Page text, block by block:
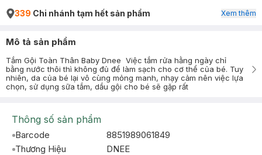
339 Chi nhánh tạm hết sản phẩm Xem thêm
Mô tả sản phẩm
Tắm Gội Toàn Thân Baby Dnee Việc tắm rửa hằng ngày chỉ
bằng nước thôi thì không đủ để làm sạch cho cơ thể của bé. Tuy
nhiên, da của bé lại vô cùng mỏng manh, nhạy cảm nên việc lựa
chọn, sử dụng sữa tắm, dầu gội cho bé sẽ gặp rất
Thông số sản phẩm
Barcode
8851989061849
Thương Hiệu
DNEE